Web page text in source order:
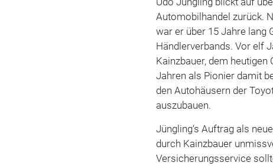
Automobilhandel zurück.
war er über 15 Jahre lang
Händlerverbands. Vor elf
Kainzbauer, dem heutigen
Jahren als Pionier damit
den Autohäusern der
auszubauen.
Jüngling‘s Auftrag als
durch Kainzbauer
Versicherungsservice